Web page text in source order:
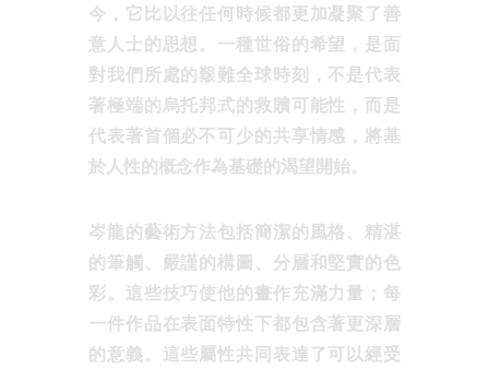
今，它比以往任何時候都更加凝聚了善
意人士的思想。一種世俗的希望，是面
對我們所處的艱難全球時刻，不是代表
著極端的烏托邦式的救贖可能性，而是
代表著首個必不可少的共享情感，將基
於人性的概念作為基礎的渴望開始。
岑龍的藝術方法包括簡潔的風格、精湛
的筆觸、嚴謹的構圖、分層和堅實的色
彩。這些技巧使他的畫作充滿力量；每
一件作品在表面特性下都包含著更深層
的意義。這些屬性共同表達了可以經受